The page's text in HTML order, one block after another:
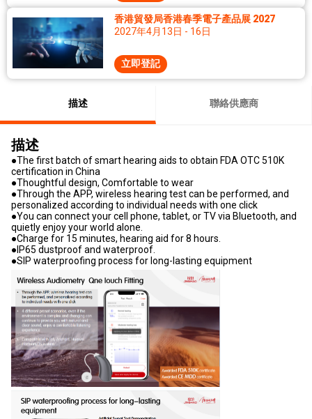
香港貿發局香港春季電子產品展 2027
2027年4月13日 - 16日
立即登記
描述 聯絡供應商
描述
●The first batch of smart hearing aids to obtain FDA OTC 510K
certification in China
●Thoughtful design, Comfortable to wear
●Through the APP, wireless hearing test can be performed, and
personalized according to individual needs with one click
●You can connect your cell phone, tablet, or TV via Bluetooth, and
quietly enjoy your world alone.
●Charge for 15 minutes, hearing aid for 8 hours.
●IP65 dustproof and waterproof.
●SIP waterproofing process for long-lasting equipment